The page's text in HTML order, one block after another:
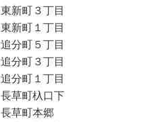
東新町３丁目
東新町１丁目
追分町５丁目
追分町３丁目
追分町１丁目
長草町杁口下
長草町本郷